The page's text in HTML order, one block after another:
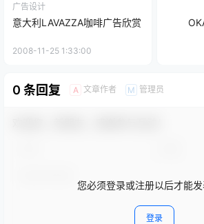
广告设计
意大利LAVAZZA咖啡广告欣赏
2008-11-25 1:33:00
0 条回复 A 文章作者 M 管理员
您必须登录或注册以后才能
登录